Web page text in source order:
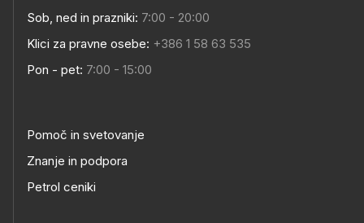
Sob, ned in prazniki: 7:00 - 20:00
Klici za pravne osebe: +386 1 58 63 535
Pon - pet: 7:00 - 15:00
Pomoč in svetovanje
Znanje in podpora
Petrol ceniki